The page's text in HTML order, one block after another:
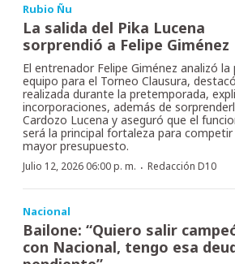
Rubio Ñu
La salida del Pika Lucena
sorprendió a Felipe Giménez
El entrenador Felipe Giménez analizó la
equipo para el Torneo Clausura,
realizada durante la pretemporada,
incorporaciones, además de
Cardozo Lucena y aseguró que el
será la principal fortaleza para
mayor presupuesto.
Julio 12, 2026 06:00 p. m. · Redacción D10
Nacional
Bailone: “Quiero salir
con Nacional, tengo esa